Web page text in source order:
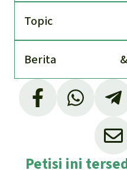
Topic
Berita
Petisi ini